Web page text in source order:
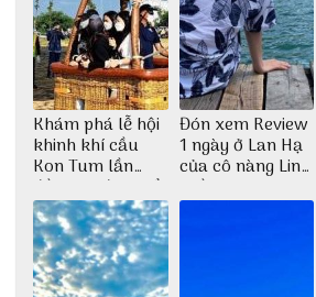
Khám phá lễ hội
khinh khí cầu
Kon Tum lần
đầu tiên được tổ
chức
Đón xem Review
1 ngày ở Lan Hạ
của cô nàng Linh
Trần